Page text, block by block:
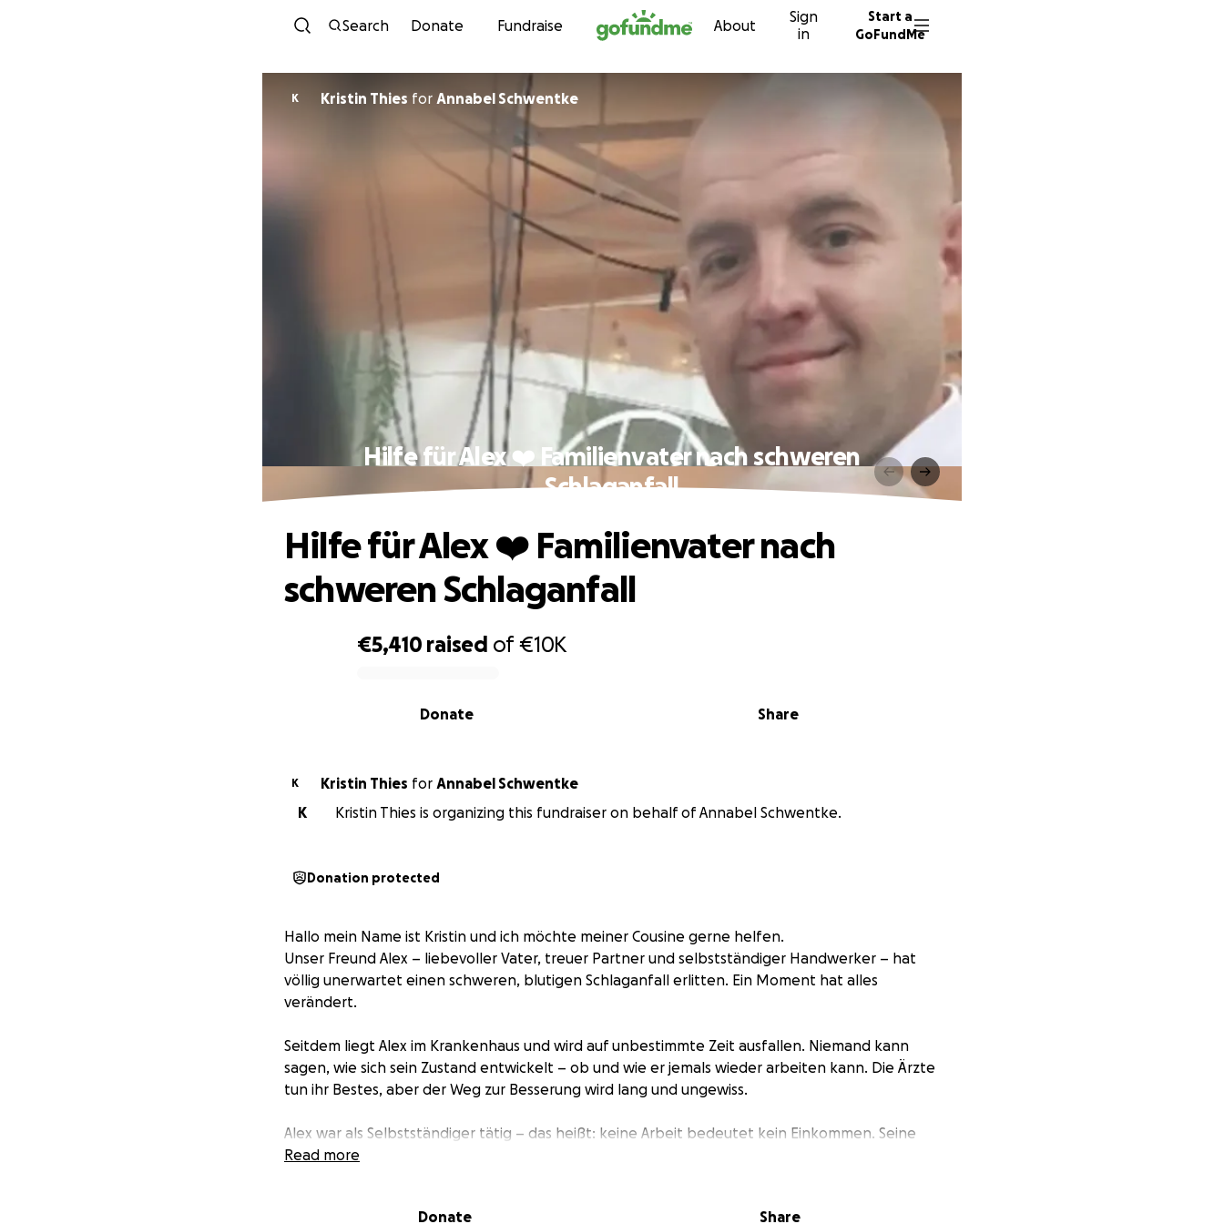
Skip to content
Search Donate Fundraise About
Sign
in
Start a
GoFundMe
K Kristin Thies for Annabel Schwentke
Hilfe für Alex ❤️ Familienvater nach schweren
Schlaganfall
€5,410 raised of€10K
Share
Donate
Hilfe für Alex ❤️ Familienvater nach
schweren Schlaganfall
K Kristin Thies for
Annabel Schwentke
K
Kristin Thies is organizing this fundraiser on behalf of Annabel Schwentke.
Donation protected
Hallo mein Name ist Kristin und ich möchte meiner Cousine gerne helfen.
Unser Freund Alex – liebevoller Vater, treuer Partner und selbstständiger Handwerker – hat
völlig unerwartet einen schweren, blutigen Schlaganfall erlitten. Ein Moment hat alles
verändert.
Seitdem liegt Alex im Krankenhaus und wird auf unbestimmte Zeit ausfallen. Niemand kann
sagen, wie sich sein Zustand entwickelt – ob und wie er jemals wieder arbeiten kann. Die Ärzte
tun ihr Bestes, aber der Weg zur Besserung wird lang und ungewiss.
Alex war als Selbstständiger tätig – das heißt: keine Arbeit bedeutet kein Einkommen. Seine
Frau und sein Kind stehen plötzlich ohne finanzielle Sicherheit da. Die laufenden Kosten
Darum bitten wir um eure Hilfe.
Read more
Donate Share